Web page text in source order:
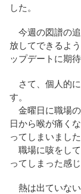
した。
今週の図譜の
放してできるよ
ップデートに期
さて、個人的
す。
金曜日に職場
日から喉が痛く
ってしまいました
職場に咳をして
ってしまった感じ
熱は出ていない